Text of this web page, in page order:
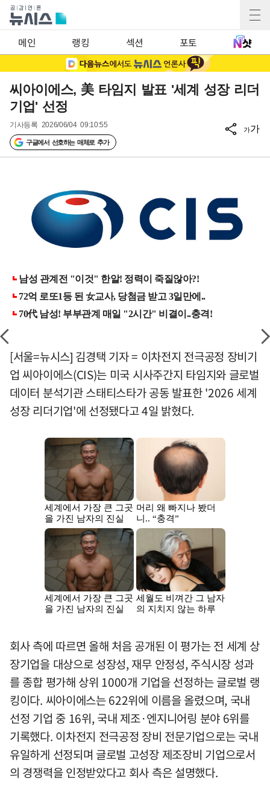
메인 랭킹 섹션 포토
씨아이에스, 美 타임지 발표 '세계 성장 리더
기업' 선정
기사등록 2026/06/04 09:10:55
구글에서 선호하는 매체로 추가
가가
[서울=뉴시스] 김경택 기자 = 이차전지 전극공정 장비기
업 씨아이에스(CIS)는 미국 시사주간지 타임지와 글로벌
데이터 분석기관 스태티스타가 공동 발표한 '2026 세계
성장 리더기업'에 선정됐다고 4일 밝혔다.
회사 측에 따르면 올해 처음 공개된 이 평가는 전 세계 상
장기업을 대상으로 성장성, 재무 안정성, 주식시장 성과
를 종합 평가해 상위 1000개 기업을 선정하는 글로벌 랭
킹이다. 씨아이에스는 622위에 이름을 올렸으며, 국내
선정 기업 중 16위, 국내 제조·엔지니어링 분야 6위를
기록했다. 이차전지 전극공정 장비 전문기업으로는 국내
유일하게 선정되며 글로벌 고성장 제조장비 기업으로서
의 경쟁력을 인정받았다고 회사 측은 설명했다.